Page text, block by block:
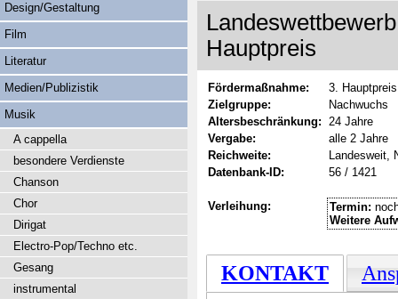
Hauptpreis
Fördermaßnahme:
3. Hauptpreis
Zielgruppe:
Nachwuchs
Altersbeschränkung: 24 Jahre
Vergabe:
alle 2 Jahre
Reichweite:
Landesweit,
Datenbank-ID:
56 / 1421
Verleihung: Termin:
Weitere
KONTAKT
Design/Gestaltung
Film
Literatur
Medien/Publizistik
Musik
A cappella
besondere Verdienste
Chanson
Chor
Dirigat
Electro-Pop/Techno etc.
Gesang
instrumental